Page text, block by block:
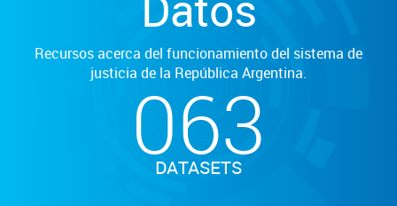
Recursos acerca del funcionamiento del sistema de
justicia de la República Argentina.
063
DATASETS